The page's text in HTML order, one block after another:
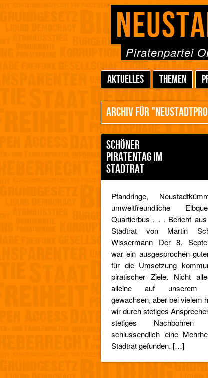
Piratenpartei
AKTUELLES THEMEN
ARCHIV FÜR
SCHÖNER
PIRATENTAG IM
STADTRAT
Pfandringe,
umweltfreundliche
Quartierbus . . . Bericht
Stadtrat von Martin
Wissermann Der 8.
war ein ausgesprochen
für die Umsetzung
piratischer Ziele. Nicht
alleine auf unserem
gewachsen, aber bei vielem
wir durch stetiges
stetiges Nachbohren
schlussendlich eine
Stadtrat gefunden. […]